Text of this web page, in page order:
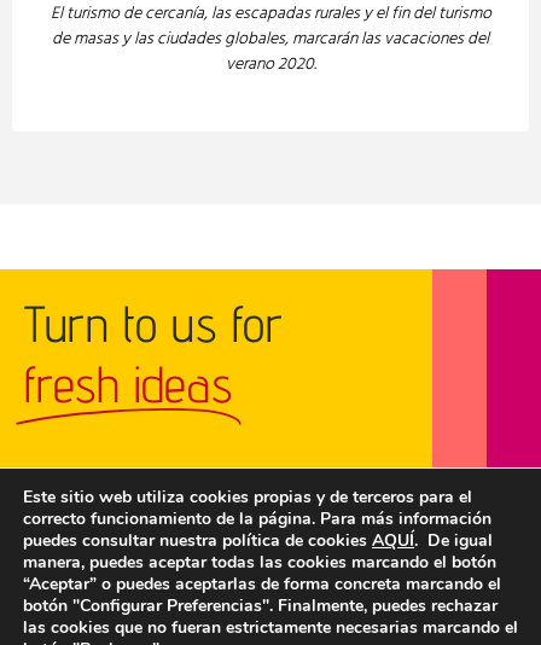
El turismo de cercanía, las escapadas rurales y el fin del turismo
de masas y las ciudades globales, marcarán las vacaciones del
verano 2020.
Turn to us for
fresh ideas
GET IN TOUCH
Este sitio web utiliza cookies propias y de terceros para el
correcto funcionamiento de la página. Para más información
puedes consultar nuestra política de cookies AQUÍ. De igual
manera, puedes aceptar todas las cookies marcando el botón
“Aceptar” o puedes aceptarlas de forma concreta marcando el
botón "Configurar Preferencias". Finalmente, puedes rechazar
las cookies que no fueran estrictamente necesarias marcando el